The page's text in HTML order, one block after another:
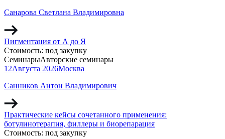
Санарова Светлана Владимировна
Пигментация от А до Я
Стоимость: под закупку
СеминарыАвторские семинары
12Августа 2026Москва
Санников Антон Владимирович
Практические кейсы сочетанного применения:
ботулинотерапия, филлеры и биорепарация
Стоимость: под закупку